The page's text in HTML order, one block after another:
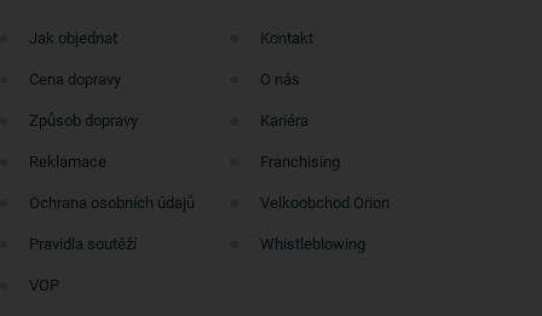
Jak objednat
Cena dopravy
Způsob dopravy
Reklamace
Ochrana osobních údajů
Pravidla soutěží
VOP
Kontakt
O nás
Kariéra
Franchising
Velkoobchod Orion
Whistleblowing